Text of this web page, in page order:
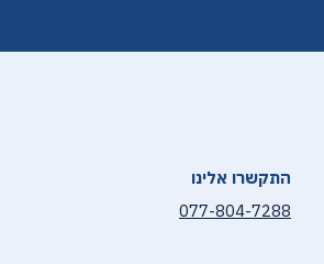
התקשרו אלינו
077-804-7288